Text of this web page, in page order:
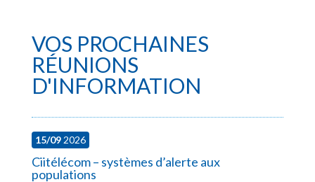
VOS PROCHAINES
RÉUNIONS
D'INFORMATION
15/092026
Ciitélécom – systèmes d’alerte aux
populations